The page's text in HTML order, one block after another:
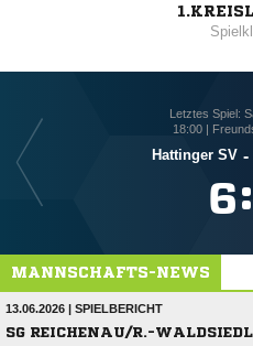
Letztes Spiel:
18:00 |
Hattinger SV -
:
MANNSCHAFTS-NEWS
13.06.2026 | SPIELBERICHT
SG REICHENAU/R.-